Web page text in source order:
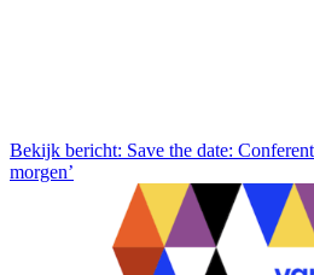
Bekijk bericht: Save the date:
morgen’